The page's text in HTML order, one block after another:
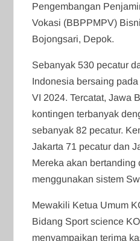
Pengembangan
Vokasi (BBPPMPV)
Bojongsari, Depok.
Sebanyak 530 pecatur
Indonesia bersaing
VI 2024. Tercatat, Jawa
kontingen terbanyak
sebanyak 82 pecatur.
Jakarta 71 pecatur dan
Mereka akan bertanding
menggunakan sistem
Mewakili Ketua Umum
Bidang Sport science
menyampaikan terima